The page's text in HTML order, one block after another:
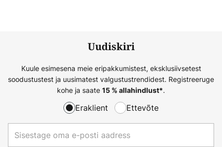
Uudiskiri
Kuule esimesena meie eripakkumistest, eksklusiivsetest
soodustustest ja uusimatest valgustustrendidest. Registreeruge
kohe ja saate 15 % allahindlust*.
Eraklient Ettevõte